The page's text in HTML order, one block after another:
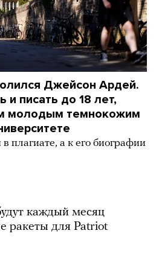
Джейсон Ардей.
и писать до 18 лет,
молодым темнокожим
плагиате, а к его биографии
каждый месяц
ракеты для Patriot